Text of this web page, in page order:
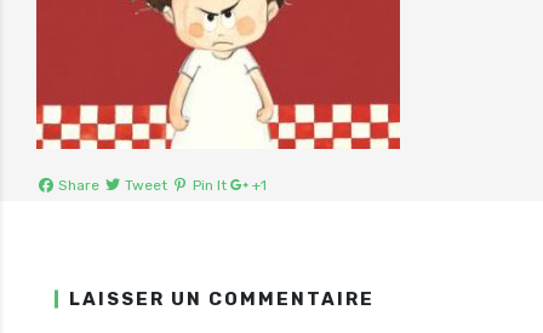
Share Tweet Pin It +1
LAISSER UN COMMENTAIRE